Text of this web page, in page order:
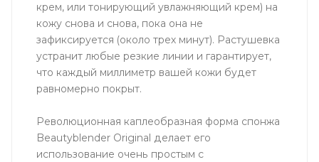
крем, или тонирующий увлажняющий крем) на
кожу снова и снова, пока она не
зафиксируется (около трех минут). Растушевка
устранит любые резкие линии и гарантирует,
что каждый миллиметр вашей кожи будет
равномерно покрыт.
Революционная каплеобразная форма спонжа
Beautyblender Original делает его
использование очень простым с